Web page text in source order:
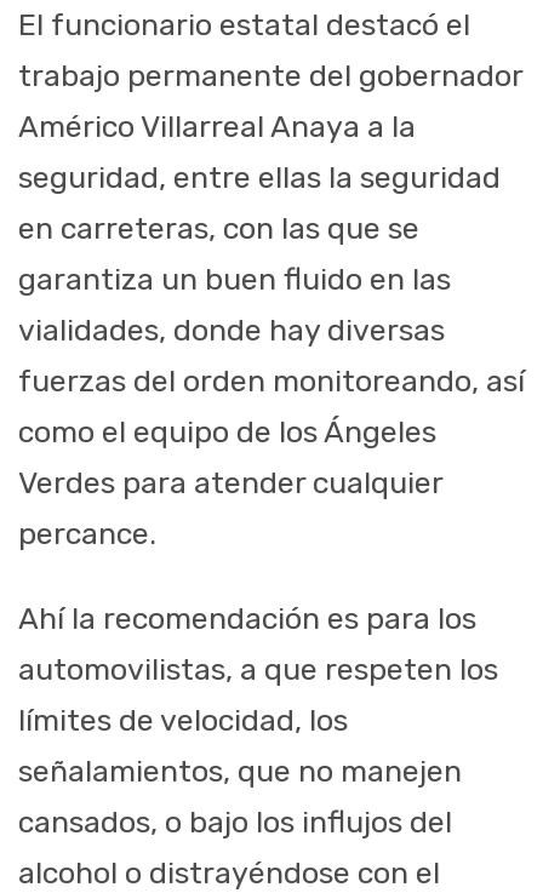
El funcionario estatal destacó el
trabajo permanente del gobernador
Américo Villarreal Anaya a la
seguridad, entre ellas la seguridad
en carreteras, con las que se
garantiza un buen fluido en las
vialidades, donde hay diversas
fuerzas del orden monitoreando, así
como el equipo de los Ángeles
Verdes para atender cualquier
percance.
Ahí la recomendación es para los
automovilistas, a que respeten los
límites de velocidad, los
señalamientos, que no manejen
cansados, o bajo los influjos del
alcohol o distrayéndose con el